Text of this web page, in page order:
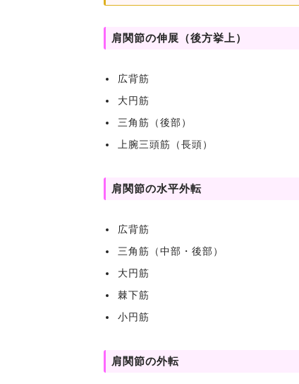
肩関節の伸展（後方挙上）
広背筋
大円筋
三角筋（後部）
上腕三頭筋（長頭）
肩関節の水平外転
広背筋
三角筋（中部・後部）
大円筋
棘下筋
小円筋
肩関節の外転